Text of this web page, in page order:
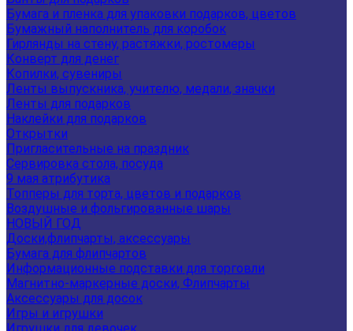
Бумага и пленка для упаковки подарков, цветов
Бумажный наполнитель для коробок
Гирлянды на стену, растяжки, ростомеры
Конверт для денег
Копилки, сувениры
Ленты выпускника, учителю, медали, значки
Ленты для подарков
Наклейки для подарков
Открытки
Пригласительные на праздник
Сервировка стола, посуда
9 мая атрибутика
Топперы для торта, цветов и подарков
Воздушные и фольгированные шары
НОВЫЙ ГОД
Доски,флипчарты, аксессуары
Бумага для флипчартов
Информационные подставки для торговли
Магнитно-маркерные доски, Флипчарты
Аксессуары для досок
Игры и игрушки